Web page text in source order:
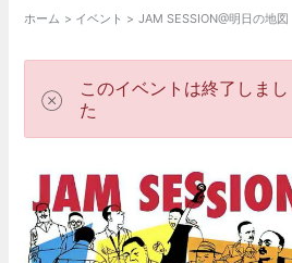
ホーム イベント JAM SESSION@明日の地図
このイベントは終了しまし
た